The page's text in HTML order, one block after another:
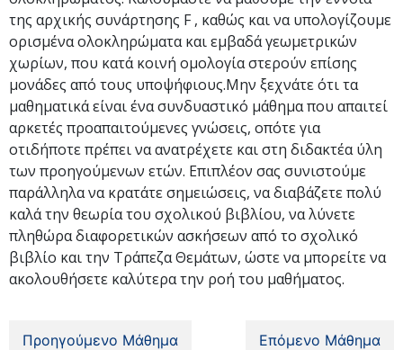
της αρχικής συνάρτησης F , καθώς και να υπολογίζουμε
ορισμένα ολοκληρώματα και εμβαδά γεωμετρικών
χωρίων, που κατά κοινή ομολογία στερούν επίσης
μονάδες από τους υποψήφιους.Μην ξεχνάτε ότι τα
μαθηματικά είναι ένα συνδυαστικό μάθημα που απαιτεί
αρκετές προαπαιτούμενες γνώσεις, οπότε για
οτιδήποτε πρέπει να ανατρέχετε και στη διδακτέα ύλη
των προηγούμενων ετών. Επιπλέον σας συνιστούμε
παράλληλα να κρατάτε σημειώσεις, να διαβάζετε πολύ
καλά την θεωρία του σχολικού βιβλίου, να λύνετε
πληθώρα διαφορετικών ασκήσεων από το σχολικό
βιβλίο και την Τράπεζα Θεμάτων, ώστε να μπορείτε να
ακολουθήσετε καλύτερα την ροή του μαθήματος.
Προηγούμενο Μάθημα Επόμενο Μάθημα